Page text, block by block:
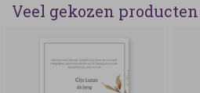
Veel gekozen producten